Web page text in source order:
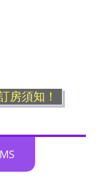
房須知！